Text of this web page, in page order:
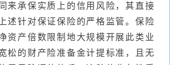
来承保实质上的信用风险，其直接
述针对保证保险的严格监管。保险
资产倍数限制地大规模开展此类业
松的财产险准备金计提标准，且无